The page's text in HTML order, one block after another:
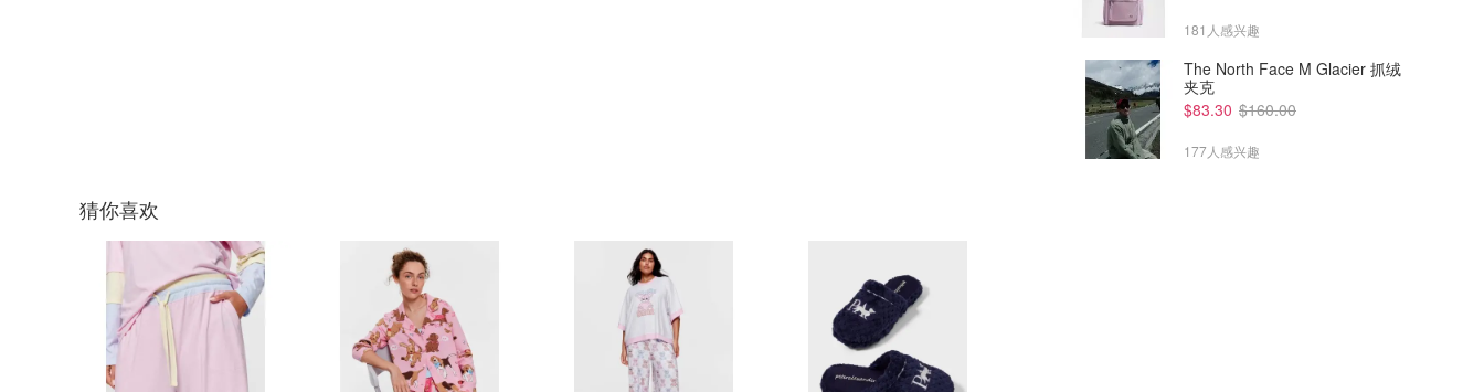
猜你喜欢
181人感兴趣
The North Face M Glacier 抓绒
夹克
$83.30 $160.00
177人感兴趣